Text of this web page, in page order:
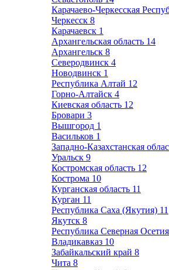
Карачаево-Черкесская
Черкесск 8
Карачаевск 1
Архангельская область 14
Архангельск 8
Северодвинск 4
Новодвинск 1
Республика Алтай 12
Горно-Алтайск 4
Киевская область 12
Бровари 3
Вышгород 1
Васильков 1
Западно-Казахстанская
Уральск 9
Костромская область 12
Кострома 10
Курганская область 11
Курган 11
Республика Саха (Якутия) 11
Якутск 8
Республика Северная
Владикавказ 10
Забайкальский край 8
Чита 8